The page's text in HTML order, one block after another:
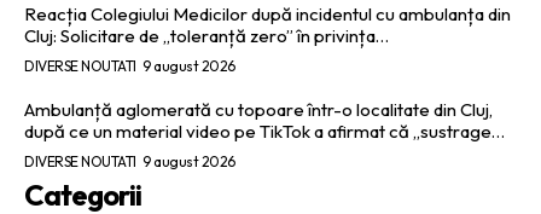
Reacția Colegiului Medicilor după incidentul cu ambulanța din
Cluj: Solicitare de „toleranță zero” în privința…
DIVERSE NOUTATI 9 august 2026
Ambulanță aglomerată cu topoare într-o localitate din Cluj,
după ce un material video pe TikTok a afirmat că „sustrage…
DIVERSE NOUTATI 9 august 2026
Categorii